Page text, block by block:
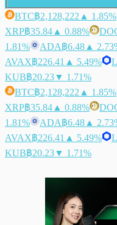
BTC฿2,128,222 ▲ 1.85%
XRP฿35.84 ▲ 0.88%
1.81%
ADA฿6.48 ▲
AVAX฿226.41 ▲ 5.49%
KUB฿20.23▼ 1.71%
BTC฿2,128,222 ▲ 1.85%
XRP฿35.84 ▲ 0.88%
1.81%
ADA฿6.48 ▲
AVAX฿226.41 ▲ 5.49%
KUB฿20.23▼ 1.71%